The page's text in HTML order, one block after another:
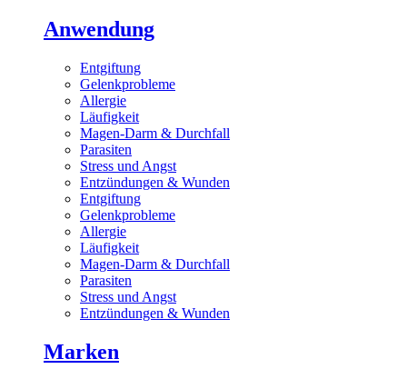
Anwendung
Entgiftung
Gelenkprobleme
Allergie
Läufigkeit
Magen-Darm & Durchfall
Parasiten
Stress und Angst
Entzündungen & Wunden
Entgiftung
Gelenkprobleme
Allergie
Läufigkeit
Magen-Darm & Durchfall
Parasiten
Stress und Angst
Entzündungen & Wunden
Marken